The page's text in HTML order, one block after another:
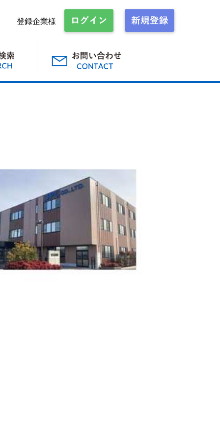
登録企業様